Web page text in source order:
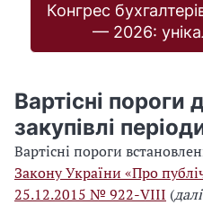
Конгрес
— 2026:
Вартісні пороги
закупівлі
Вартісні пороги
Закону України «Про
25.12.2015 № 922-VІІІ (далі